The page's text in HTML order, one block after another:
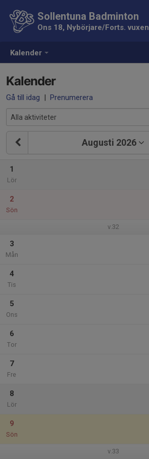
Kalender
Sollentuna Badminton
Ons 18, Nybörjare/Forts. vuxen
Kalender
Gå till idag | Prenumerera
Augusti 2026
1
Lör
2
Sön
v.32
3
Mån
4
Tis
5
Ons
6
Tor
7
Fre
8
Lör
9
Sön
v.33